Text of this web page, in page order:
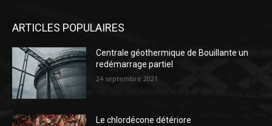
ARTICLES POPULAIRES
Centrale géothermique de Bouillante un
redémarrage partiel
24 septembre 2021
Le chlordécone détériore